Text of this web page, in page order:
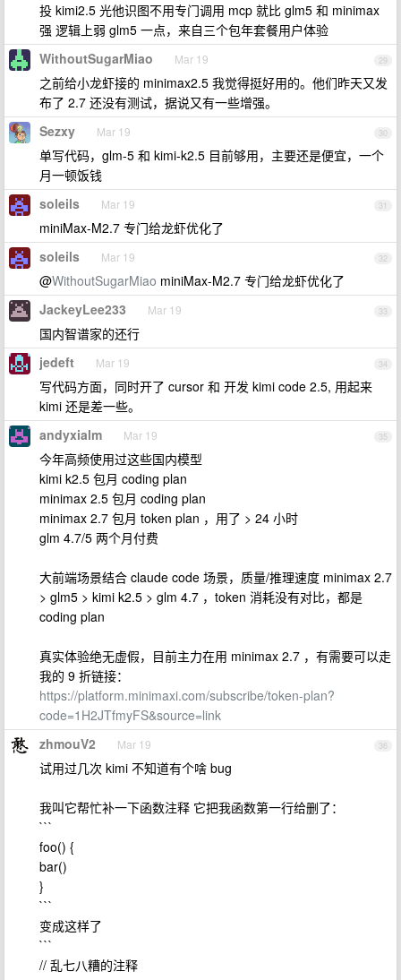
投 kimi2.5 光他识图不用专门调用 mcp 就比 glm5 和 minimax
强 逻辑上弱 glm5 一点，来自三个包年套餐用户体验
29
WithoutSugarMiao Mar 19
之前给小龙虾接的 minimax2.5 我觉得挺好用的。他们昨天又发
布了 2.7 还没有测试，据说又有一些增强。
30
Sezxy Mar 19
单写代码，glm-5 和 kimi-k2.5 目前够用，主要还是便宜，一个
月一顿饭钱
31
soleils Mar 19
miniMax-M2.7 专门给龙虾优化了
32
soleils Mar 19
@WithoutSugarMiao miniMax-M2.7 专门给龙虾优化了
33
JackeyLee233 Mar 19
国内智谱家的还行
34
jedeft Mar 19
写代码方面，同时开了 cursor 和 开发 kimi code 2.5, 用起来
kimi 还是差一些。
35
andyxialm Mar 19
今年高频使用过这些国内模型
kimi k2.5 包月 coding plan
minimax 2.5 包月 coding plan
minimax 2.7 包月 token plan ，用了 > 24 小时
glm 4.7/5 两个月付费
大前端场景结合 claude code 场景，质量/推理速度 minimax 2.7
> glm5 > kimi k2.5 > glm 4.7 ，token 消耗没有对比，都是
coding plan
真实体验绝无虚假，目前主力在用 minimax 2.7 ，有需要可以走
我的 9 折链接：
https://platform.minimaxi.com/subscribe/token-plan?
code=1H2JTfmyFS&source=link
36
zhmouV2 Mar 19
试用过几次 kimi 不知道有个啥 bug
我叫它帮忙补一下函数注释 它把我函数第一行给删了：
```
foo() {
bar()
}
```
变成这样了
```
// 乱七八糟的注释